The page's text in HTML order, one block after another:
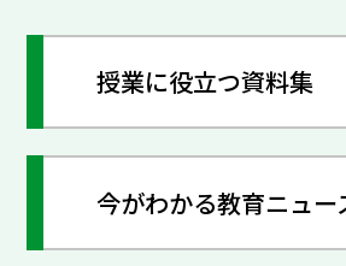
授業に役立つ資料集
今がわかる教育ニュー